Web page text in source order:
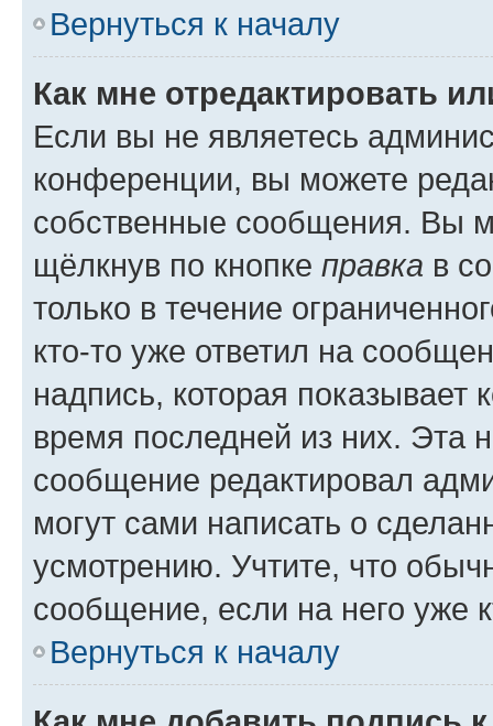
Вернуться к началу
Как мне отредактировать
Если вы не являетесь
конференции, вы можете
собственные сообщения. Вы
щёлкнув по кнопке правка в
только в течение
кто-то уже ответил на
надпись, которая показывает
время последней из них. Эта
сообщение редактировал
могут сами написать о
усмотрению. Учтите, что
сообщение, если на него уже
Вернуться к началу